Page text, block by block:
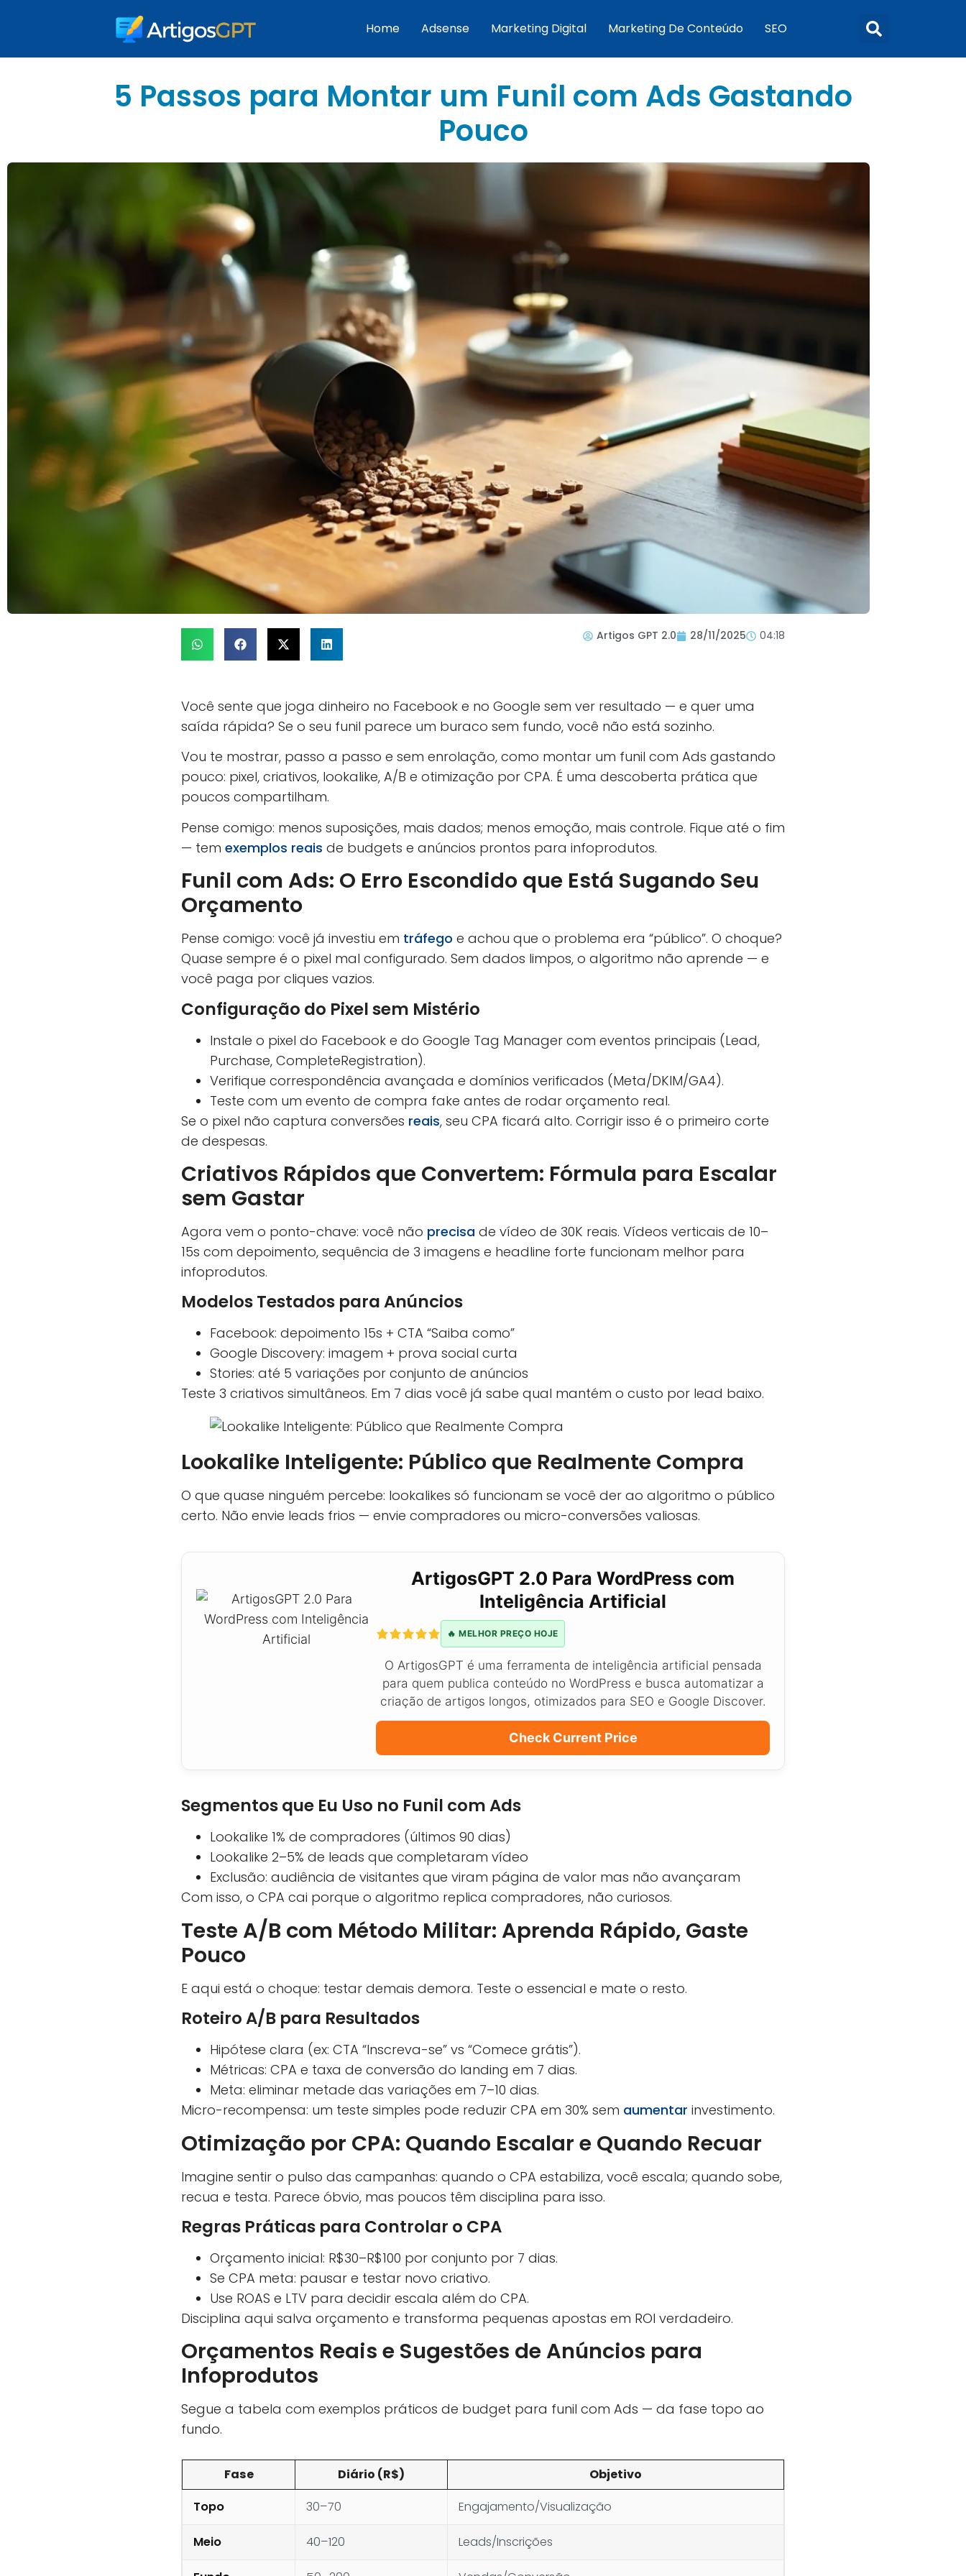
Home Adsense Marketing Digital Marketing De Conteúdo SEO
5 Passos para Montar um Funil com Ads Gastando
Pouco
Artigos GPT 2.0 28/11/2025 04:18
Você sente que joga dinheiro no Facebook e no Google sem ver resultado — e quer uma
saída rápida? Se o seu funil parece um buraco sem fundo, você não está sozinho.
Vou te mostrar, passo a passo e sem enrolação, como montar um funil com Ads gastando
pouco: pixel, criativos, lookalike, A/B e otimização por CPA. É uma descoberta prática que
poucos compartilham.
Pense comigo: menos suposições, mais dados; menos emoção, mais controle. Fique até o fim
— tem exemplos reais de budgets e anúncios prontos para infoprodutos.
Funil com Ads: O Erro Escondido que Está Sugando Seu
Orçamento
Pense comigo: você já investiu em tráfego e achou que o problema era “público”. O choque?
Quase sempre é o pixel mal configurado. Sem dados limpos, o algoritmo não aprende — e
você paga por cliques vazios.
Configuração do Pixel sem Mistério
Instale o pixel do Facebook e do Google Tag Manager com eventos principais (Lead,
Purchase, CompleteRegistration).
Verifique correspondência avançada e domínios verificados (Meta/DKIM/GA4).
Teste com um evento de compra fake antes de rodar orçamento real.
Se o pixel não captura conversões reais, seu CPA ficará alto. Corrigir isso é o primeiro corte
de despesas.
Criativos Rápidos que Convertem: Fórmula para Escalar
sem Gastar
Agora vem o ponto-chave: você não precisa de vídeo de 30K reais. Vídeos verticais de 10–
15s com depoimento, sequência de 3 imagens e headline forte funcionam melhor para
infoprodutos.
Modelos Testados para Anúncios
Facebook: depoimento 15s + CTA “Saiba como”
Google Discovery: imagem + prova social curta
Stories: até 5 variações por conjunto de anúncios
Teste 3 criativos simultâneos. Em 7 dias você já sabe qual mantém o custo por lead baixo.
Lookalike Inteligente: Público que Realmente Compra
O que quase ninguém percebe: lookalikes só funcionam se você der ao algoritmo o público
certo. Não envie leads frios — envie compradores ou micro-conversões valiosas.
ArtigosGPT 2.0 Para WordPress com
Inteligência Artificial
🔥 MELHOR PREÇO HOJE
O ArtigosGPT é uma ferramenta de inteligência artificial pensada
para quem publica conteúdo no WordPress e busca automatizar a
criação de artigos longos, otimizados para SEO e Google Discover.
Check Current Price
Segmentos que Eu Uso no Funil com Ads
Lookalike 1% de compradores (últimos 90 dias)
Lookalike 2–5% de leads que completaram vídeo
Exclusão: audiência de visitantes que viram página de valor mas não avançaram
Com isso, o CPA cai porque o algoritmo replica compradores, não curiosos.
Teste A/B com Método Militar: Aprenda Rápido, Gaste
Pouco
E aqui está o choque: testar demais demora. Teste o essencial e mate o resto.
Roteiro A/B para Resultados
Hipótese clara (ex: CTA “Inscreva-se” vs “Comece grátis”).
Métricas: CPA e taxa de conversão do landing em 7 dias.
Meta: eliminar metade das variações em 7–10 dias.
Micro-recompensa: um teste simples pode reduzir CPA em 30% sem aumentar investimento.
Otimização por CPA: Quando Escalar e Quando Recuar
Imagine sentir o pulso das campanhas: quando o CPA estabiliza, você escala; quando sobe,
recua e testa. Parece óbvio, mas poucos têm disciplina para isso.
Regras Práticas para Controlar o CPA
Orçamento inicial: R$30–R$100 por conjunto por 7 dias.
Se CPA meta: pausar e testar novo criativo.
Use ROAS e LTV para decidir escala além do CPA.
Disciplina aqui salva orçamento e transforma pequenas apostas em ROI verdadeiro.
Orçamentos Reais e Sugestões de Anúncios para
Infoprodutos
Segue a tabela com exemplos práticos de budget para funil com Ads — da fase topo ao
fundo.
Fase Diário (R$)
Objetivo
Topo
30–70 Engajamento/Visualização
Meio 40–120 Leads/Inscrições